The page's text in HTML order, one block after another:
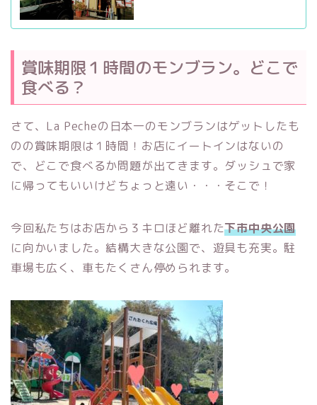
賞味期限１時間のモンブラン。どこで
食べる？
さて、La Pecheの日本一のモンブランはゲットしたも
のの賞味期限は１時間！お店にイートインはないの
で、どこで食べるか問題が出てきます。ダッシュで家
に帰ってもいいけどちょっと遠い・・・そこで！
今回私たちはお店から３キロほど離れた下市中央公園
に向かいました。結構大きな公園で、遊具も充実。駐
車場も広く、車もたくさん停められます。